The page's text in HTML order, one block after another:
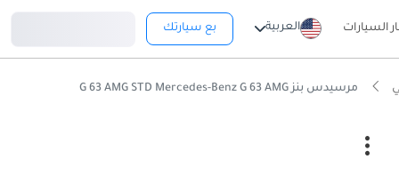
السيارات العربية بع سيارتك
مرسيدس بنز G 63 AMG STD Mercedes-Benz G 63 AMG